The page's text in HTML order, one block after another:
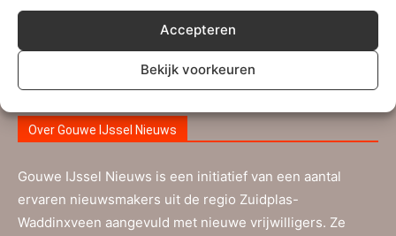
Accepteren
Bekijk voorkeuren
bureauredacteur
Over Gouwe IJssel Nieuws
Gouwe IJssel Nieuws is een initiatief van een aantal
ervaren nieuwsmakers uit de regio Zuidplas-
Waddinxveen aangevuld met nieuwe vrijwilligers. Ze